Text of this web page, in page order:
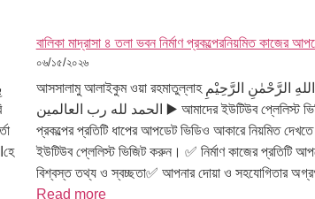
বালিকা মাদ্রাসা ৪ তলা ভবন নির্মাণ প্রকল্পেরনিয়মিত কাজের
০৬/১৫/২০২৬
আসসালামু আলাইকুম ওয়া রহমাতুল্লাহ بِسْمِ اللهِ الرَّحْمٰنِ الرَّحِيْمِ
الحمد لله رب العالمين ▶️ আমাদের ইউটিউব প্লেলিস্ট ভিজিট করুন
প্রকল্পের প্রতিটি ধাপের আপডেট ভিডিও আকারে নিয়মিত
ইউটিউব প্লেলিস্ট ভিজিট করুন। ✅ নির্মাণ কাজের প্রতিটি
বিশ্বস্ত তথ্য ও স্বচ্ছতা✅ আপনার দোয়া ও সহযোগিতার
Read more